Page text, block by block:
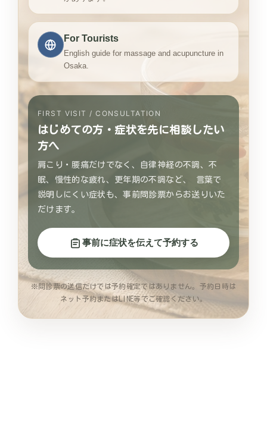
For Tourists
English guide for massage and acupuncture in
Osaka.
FIRST VISIT / CONSULTATION
はじめての方・症状を先に相談したい
方へ
肩こり・腰痛だけでなく、自律神経の不調、不
眠、慢性的な疲れ、更年期の不調など、 言葉で
説明しにくい症状も、事前問診票からお送りいた
だけます。
事前に症状を伝えて予約する
※問診票の送信だけでは予約確定ではありません。予約日時は
ネット予約またはLINE等でご確認ください。